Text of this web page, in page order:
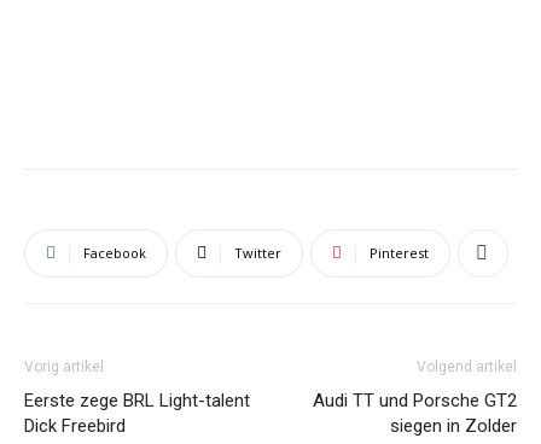
Facebook Twitter Pinterest
Vorig artikel
Eerste zege BRL Light-talent
Dick Freebird
Volgend artikel
Audi TT und Porsche GT2
siegen in Zolder